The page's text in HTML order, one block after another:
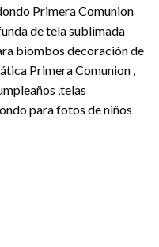
Primera Comunion
de tela sublimada
biombos decoración de
Primera Comunion ,
,telas
para fotos de niños